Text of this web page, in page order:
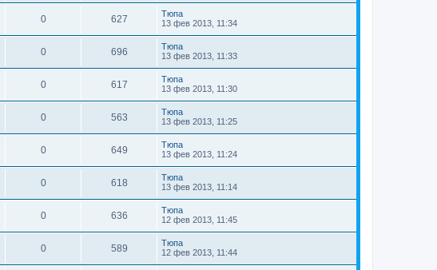
0 627
Тюпа
13 фев 2013, 11:34
0 696
Тюпа
13 фев 2013, 11:33
0 617
Тюпа
13 фев 2013, 11:30
0 563
Тюпа
13 фев 2013, 11:25
0 649
Тюпа
13 фев 2013, 11:24
0 618
Тюпа
13 фев 2013, 11:14
0 636
Тюпа
12 фев 2013, 11:45
0 589
Тюпа
12 фев 2013, 11:44